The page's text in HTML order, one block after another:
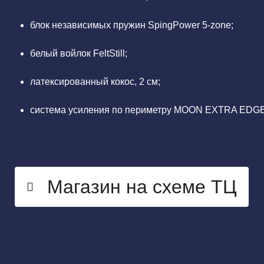
блок независимых пружин SpingPower 5-zone;
белый войлок FeltStill;
латексированный кокос, 2 см;
система усиления по периметру MOON EXTRA
Магазин на схеме ТЦ